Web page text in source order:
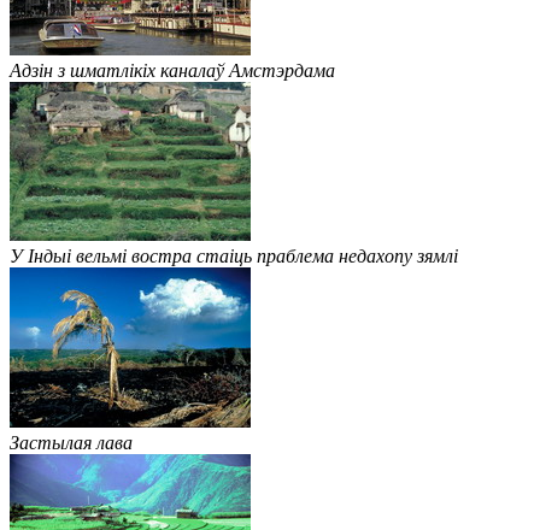
Адзін з шматлікіх каналаў Амстэрдама
У Індыі вельмі востра стаіць праблема недахопу зямлі
Застылая лава